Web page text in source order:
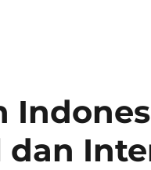
dan